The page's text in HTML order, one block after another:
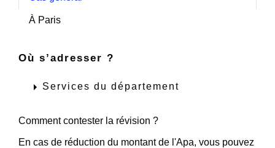
À Paris
Où s’adresser ?
arrow_right Services du département
Comment contester la révision ?
En cas de réduction du montant de l'Apa, vous pouvez